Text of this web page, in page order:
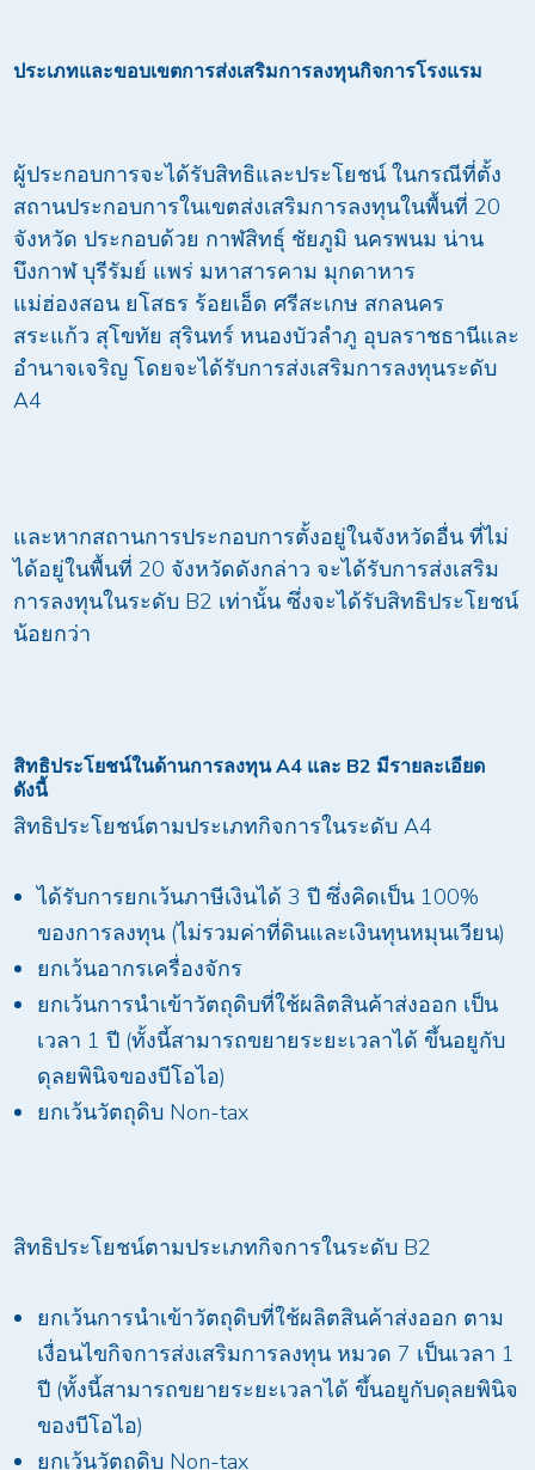
ประเภทและขอบเขตการส่งเสริมการลงทุนกิจการโรงแรม
ผู้ประกอบการจะได้รับสิทธิและประโยชน์ ในกรณีที่ตั้ง
สถานประกอบการในเขตส่งเสริมการลงทุนในพื้นที่ 20
จังหวัด ประกอบด้วย กาฬสิทธุ์ ชัยภูมิ นครพนม น่าน
บึงกาฬ บุรีรัมย์ แพร่ มหาสารคาม มุกดาหาร
แม่ฮ่องสอน ยโสธร ร้อยเอ็ด ศรีสะเกษ สกลนคร
สระแก้ว สุโขทัย สุรินทร์ หนองบัวลำภู อุบลราชธานีและ
อำนาจเจริญ โดยจะได้รับการส่งเสริมการลงทุนระดับ
A4
และหากสถานการประกอบการตั้งอยู่ในจังหวัดอื่น ที่ไม่
ได้อยู่ในพื้นที่ 20 จังหวัดดังกล่าว จะได้รับการส่งเสริม
การลงทุนในระดับ B2 เท่านั้น ซึ่งจะได้รับสิทธิประโยชน์
น้อยกว่า
สิทธิประโยชน์ในด้านการลงทุนA4 และ B2 มีรายละเอียด
ดังนี้
สิทธิประโยชน์ตามประเภทกิจการในระดับ A4
ได้รับการยกเว้นภาษีเงินได้ 3 ปี ซึ่งคิดเป็น 100%
ของการลงทุน (ไม่รวมค่าที่ดินและเงินทุนหมุนเวียน)
ยกเว้นอากรเครื่องจักร
ยกเว้นการนำเข้าวัตถุดิบที่ใช้ผลิตสินค้าส่งออก เป็น
เวลา 1 ปี (ทั้งนี้สามารถขยายระยะเวลาได้ ขึ้นอยูกับ
ดุลยพินิจของบีโอไอ)
ยกเว้นวัตถุดิบ Non-tax
สิทธิประโยชน์ตามประเภทกิจการในระดับ B2
ยกเว้นการนำเข้าวัตถุดิบที่ใช้ผลิตสินค้าส่งออก ตาม
เงื่อนไขกิจการส่งเสริมการลงทุน หมวด 7 เป็นเวลา 1
ปี (ทั้งนี้สามารถขยายระยะเวลาได้ ขึ้นอยูกับดุลยพินิจ
ของบีโอไอ)
ยกเว้นวัตถุดิบ Non-tax